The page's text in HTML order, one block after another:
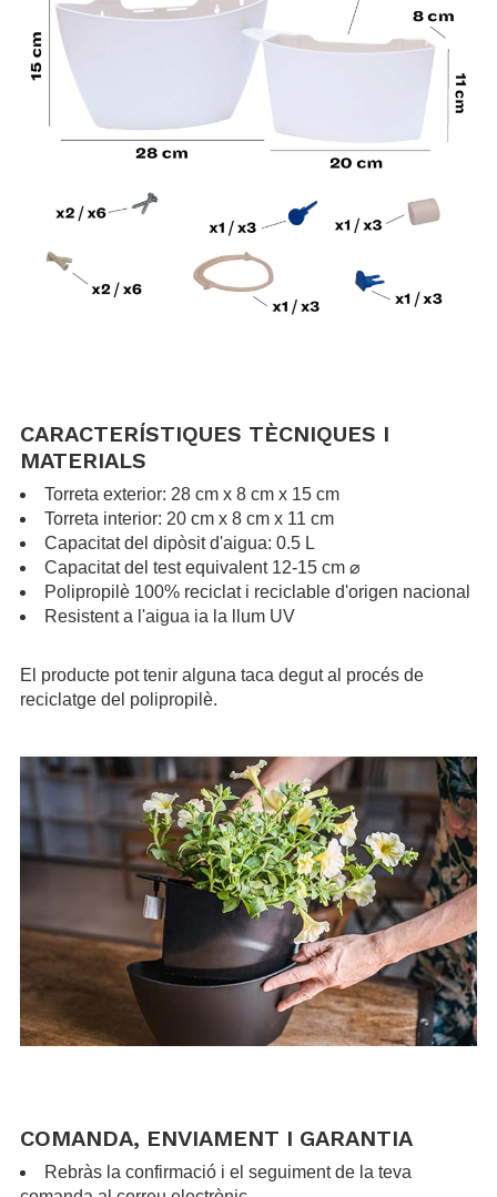
CARACTERÍSTIQUES TÈCNIQUES I
MATERIALS
Torreta exterior: 28 cm x 8 cm x 15 cm
Torreta interior: 20 cm x 8 cm x 11 cm
Capacitat del dipòsit d'aigua: 0.5 L
Capacitat del test equivalent 12-15 cm ⌀
Polipropilè 100% reciclat i reciclable d'origen nacional
Resistent a l'aigua ia la llum UV
El producte pot tenir alguna taca degut al procés de
reciclatge del polipropilè.
COMANDA, ENVIAMENT I GARANTIA
Rebràs la confirmació i el seguiment de la teva